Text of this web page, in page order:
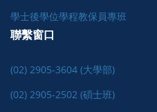
學士後學位學程教保員專班
聯繫窗口
(02) 2905-3604 (大學部)
(02) 2905-2502 (碩士班)